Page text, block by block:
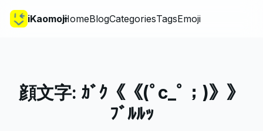
iKaomojiHomeBlogCategoriesTagsEmoji
顔文字: ｶﾞｸ《《(ﾟc_ﾟ；)》》
ﾌﾞﾙﾙｯ